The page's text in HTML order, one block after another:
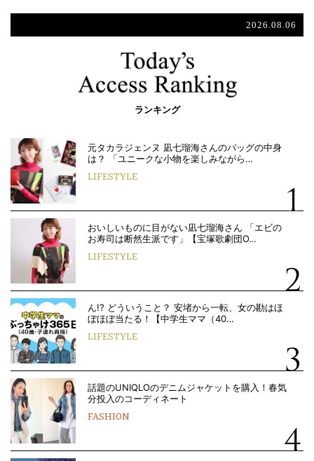
2026.08.06
ランキング
元タカラジェンヌ 凪七瑠海さんのバッグの中身
は？ 「ユニークな小物を楽しみながら…
LIFESTYLE
おいしいものに目がない凪七瑠海さん 「エビの
お寿司は断然生派です」【宝塚歌劇団O…
LIFESTYLE
ん!? どういうこと？ 安堵から一転、女の勘はほ
ぼほぼ当たる！【中学生ママ（40…
LIFESTYLE
話題のUNIQLOのデニムジャケットを購入！春気
分投入のコーディネート
FASHION